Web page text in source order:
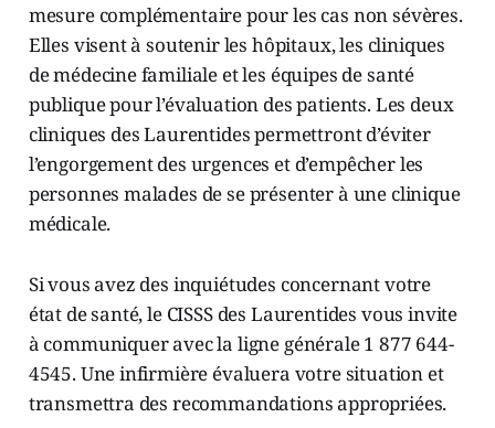
mesure complémentaire pour les cas non sévères.
Elles visent à soutenir les hôpitaux, les cliniques
de médecine familiale et les équipes de santé
publique pour l’évaluation des patients. Les deux
cliniques des Laurentides permettront d’éviter
l’engorgement des urgences et d’empêcher les
personnes malades de se présenter à une clinique
médicale.
Si vous avez des inquiétudes concernant votre
état de santé, le CISSS des Laurentides vous invite
à communiquer avec la ligne générale 1 877 644-
4545. Une infirmière évaluera votre situation et
transmettra des recommandations appropriées.